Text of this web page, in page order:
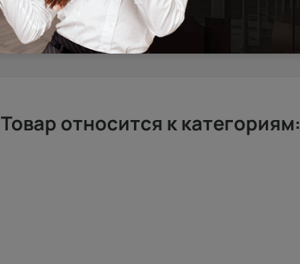
Подробная информация о доставке
Товар относится к категориям: